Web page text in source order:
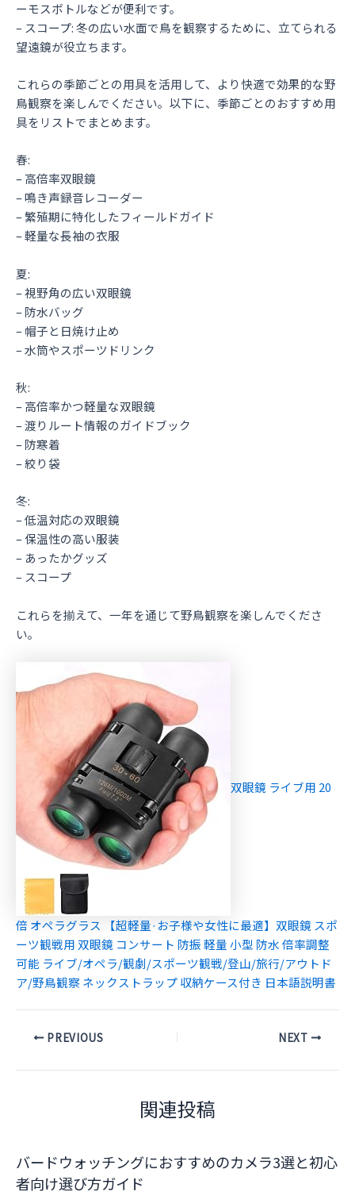
ーモスボトルなどが便利です。
– スコープ: 冬の広い水面で鳥を観察するために、立てられる
望遠鏡が役立ちます。
これらの季節ごとの用具を活用して、より快適で効果的な野
鳥観察を楽しんでください。以下に、季節ごとのおすすめ用
具をリストでまとめます。
春:
– 高倍率双眼鏡
– 鳴き声録音レコーダー
– 繁殖期に特化したフィールドガイド
– 軽量な長袖の衣服
夏:
– 視野角の広い双眼鏡
– 防水バッグ
– 帽子と日焼け止め
– 水筒やスポーツドリンク
秋:
– 高倍率かつ軽量な双眼鏡
– 渡りルート情報のガイドブック
– 防寒着
– 絞り袋
冬:
– 低温対応の双眼鏡
– 保温性の高い服装
– あったかグッズ
– スコープ
これらを揃えて、一年を通じて野鳥観察を楽しんでくださ
い。
双眼鏡 ライブ用 20
倍 オペラグラス 【超軽量·お子様や女性に最適】双眼鏡 スポ
ーツ観戦用 双眼鏡 コンサート 防振 軽量 小型 防水 倍率調整
可能 ライブ/オペラ/観劇/スポーツ観戦/登山/旅行/アウトド
ア/野鳥観察 ネックストラップ 収納ケース付き 日本語説明書
PostPREVIOUS NEXT
関連投稿
バードウォッチングにおすすめのカメラ3選と初心
者向け選び方ガイド